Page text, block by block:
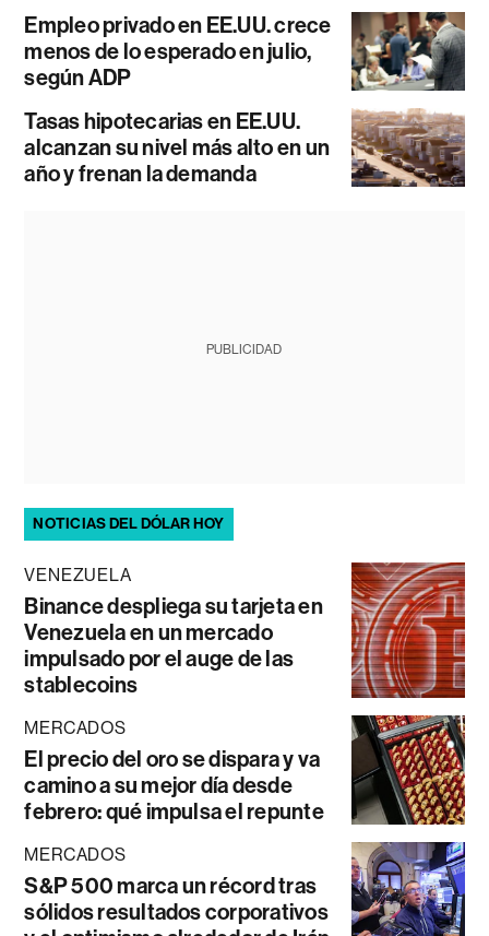
Empleo privado en EE.UU. crece
menos de lo esperado en julio,
según ADP
Tasas hipotecarias en EE.UU.
alcanzan su nivel más alto en un
año y frenan la demanda
PUBLICIDAD
NOTICIAS DEL DÓLAR HOY
VENEZUELA
Binance despliega su tarjeta en
Venezuela en un mercado
impulsado por el auge de las
stablecoins
MERCADOS
El precio del oro se dispara y va
camino a su mejor día desde
febrero: qué impulsa el repunte
MERCADOS
S&P 500 marca un récord tras
sólidos resultados corporativos